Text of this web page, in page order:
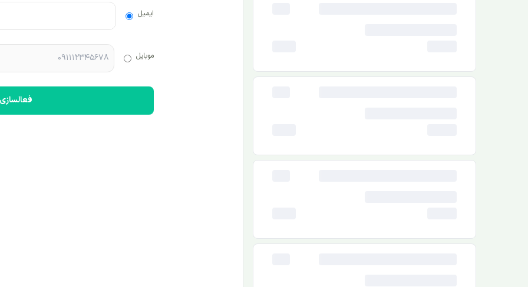
ایمیل
موبایل
فعالسازی